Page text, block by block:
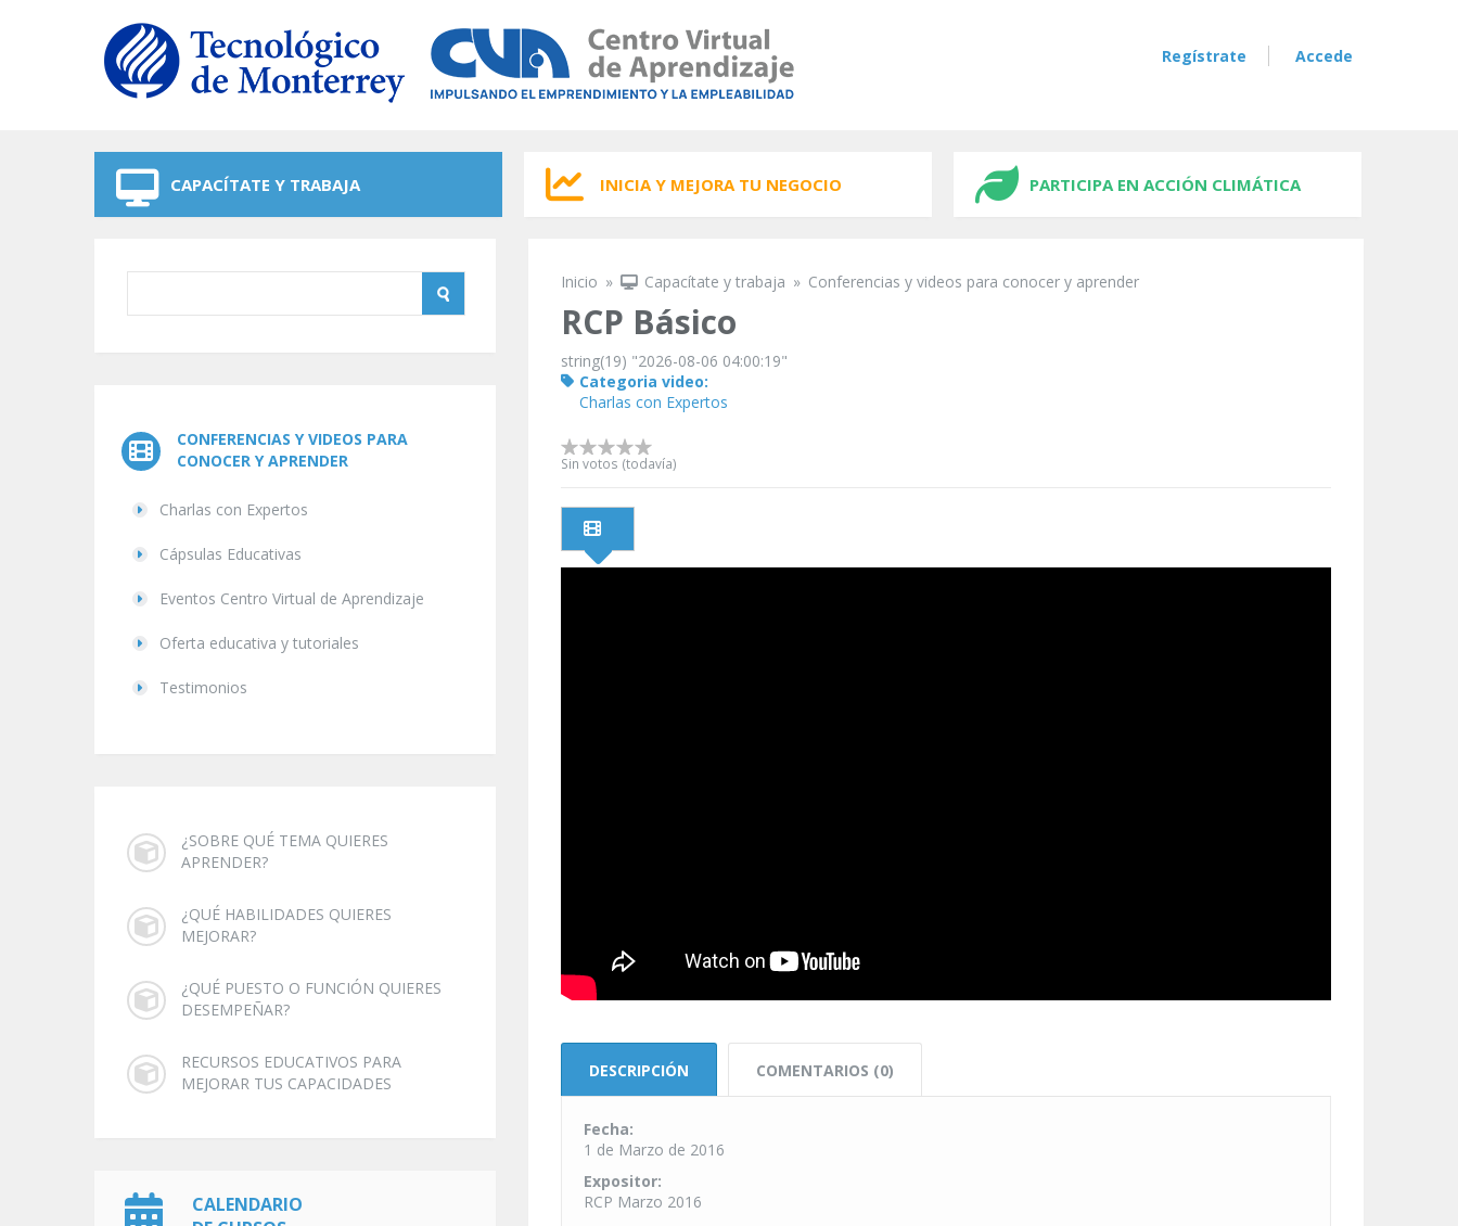
Regístrate Accede
CAPACÍTATE Y TRABAJA INICIA Y MEJORA TU NEGOCIO PARTICIPA EN ACCIÓN CLIMÁTICA
CONFERENCIAS Y VIDEOS PARA
CONOCER Y APRENDER
Charlas con Expertos
Cápsulas Educativas
Eventos Centro Virtual de Aprendizaje
Oferta educativa y tutoriales
Testimonios
¿SOBRE QUÉ TEMA QUIERES
APRENDER?
¿QUÉ HABILIDADES QUIERES
MEJORAR?
¿QUÉ PUESTO O FUNCIÓN QUIERES
DESEMPEÑAR?
RECURSOS EDUCATIVOS PARA
MEJORAR TUS CAPACIDADES
CALENDARIO
Se encuentra usted aquí
Inicio » Capacítate y trabaja » Conferencias y videos para conocer y aprender
RCP Básico
string(19) "2026-08-06 04:00:19"
Categoria video:
Charlas con Expertos
Sin votos (todavía)
DESCRIPCIÓN COMENTARIOS (0)
Fecha:
1 de Marzo de 2016
Expositor:
RCP Marzo 2016